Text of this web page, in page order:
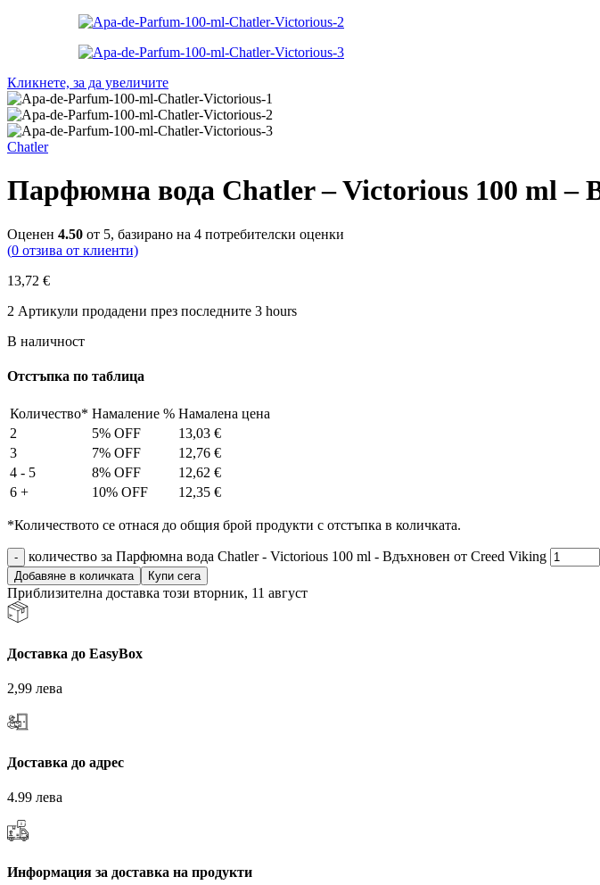
Кликнете, за да увеличите
Chatler
Парфюмна вода Chatler – Victorious 100 ml –
Оценен 4.50 от 5, базирано на 4 потребителски оценки
(0 отзива от клиенти)
13,72 €
2 Артикули продадени през последните 3 hours
В наличност
Отстъпка по таблица
Количество* Намаление % Намалена цена
2
5% OFF 13,03 €
3
7% OFF 12,76 €
4 - 5
8% OFF 12,62 €
6 +
10% OFF 12,35 €
*Количеството се отнася до общия брой продукти с отстъпка в количката.
количество за Парфюмна вода Chatler - Victorious 100 ml - Вдъхновен от Creed Viking
Добавяне в количката Купи сега
Приблизителна доставка този вторник, 11 август
Доставка до EasyBox
2,99 лева
Доставка до адрес
4.99 лева
Информация за доставка на продукти